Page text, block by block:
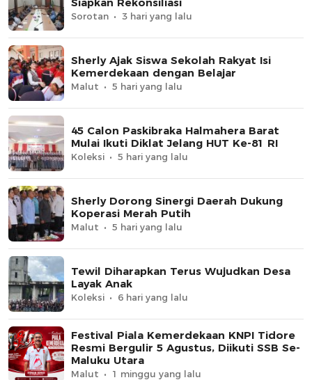
Sorotan 3 hari yang lalu
Sherly Ajak Siswa Sekolah Rakyat Isi
Kemerdekaan dengan Belajar
Malut 5 hari yang lalu
45 Calon Paskibraka Halmahera Barat
Mulai Ikuti Diklat Jelang HUT Ke-81 RI
Koleksi 5 hari yang lalu
Sherly Dorong Sinergi Daerah Dukung
Koperasi Merah Putih
Malut 5 hari yang lalu
Tewil Diharapkan Terus Wujudkan Desa
Layak Anak
Koleksi 6 hari yang lalu
Festival Piala Kemerdekaan KNPI Tidore
Resmi Bergulir 5 Agustus, Diikuti SSB Se-
Maluku Utara
Malut 1 minggu yang lalu